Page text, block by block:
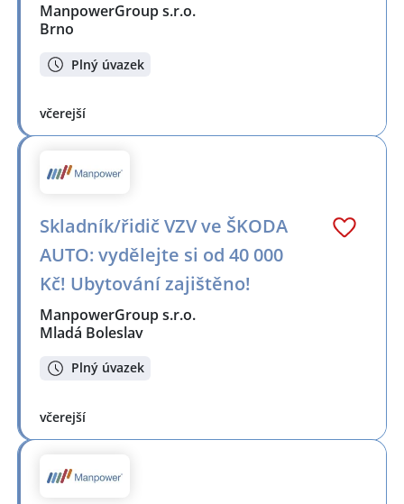
ManpowerGroup s.r.o.
Brno
Plný úvazek
včerejší
Skladník/řidič VZV ve ŠKODA
AUTO: vydělejte si od 40 000
Kč! Ubytování zajištěno!
ManpowerGroup s.r.o.
Mladá Boleslav
Plný úvazek
včerejší